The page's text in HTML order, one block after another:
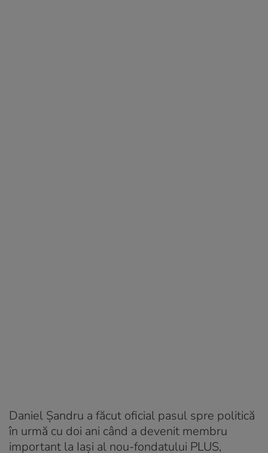
Daniel Șandru a făcut oficial pasul spre politică
în urmă cu doi ani când a devenit membru
important la Iași al nou-fondatului PLUS,